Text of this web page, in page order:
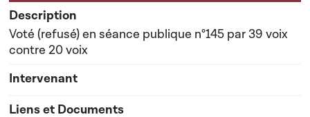
Voté (refusé) en séance publique n°145 par 39 voix
contre 20 voix